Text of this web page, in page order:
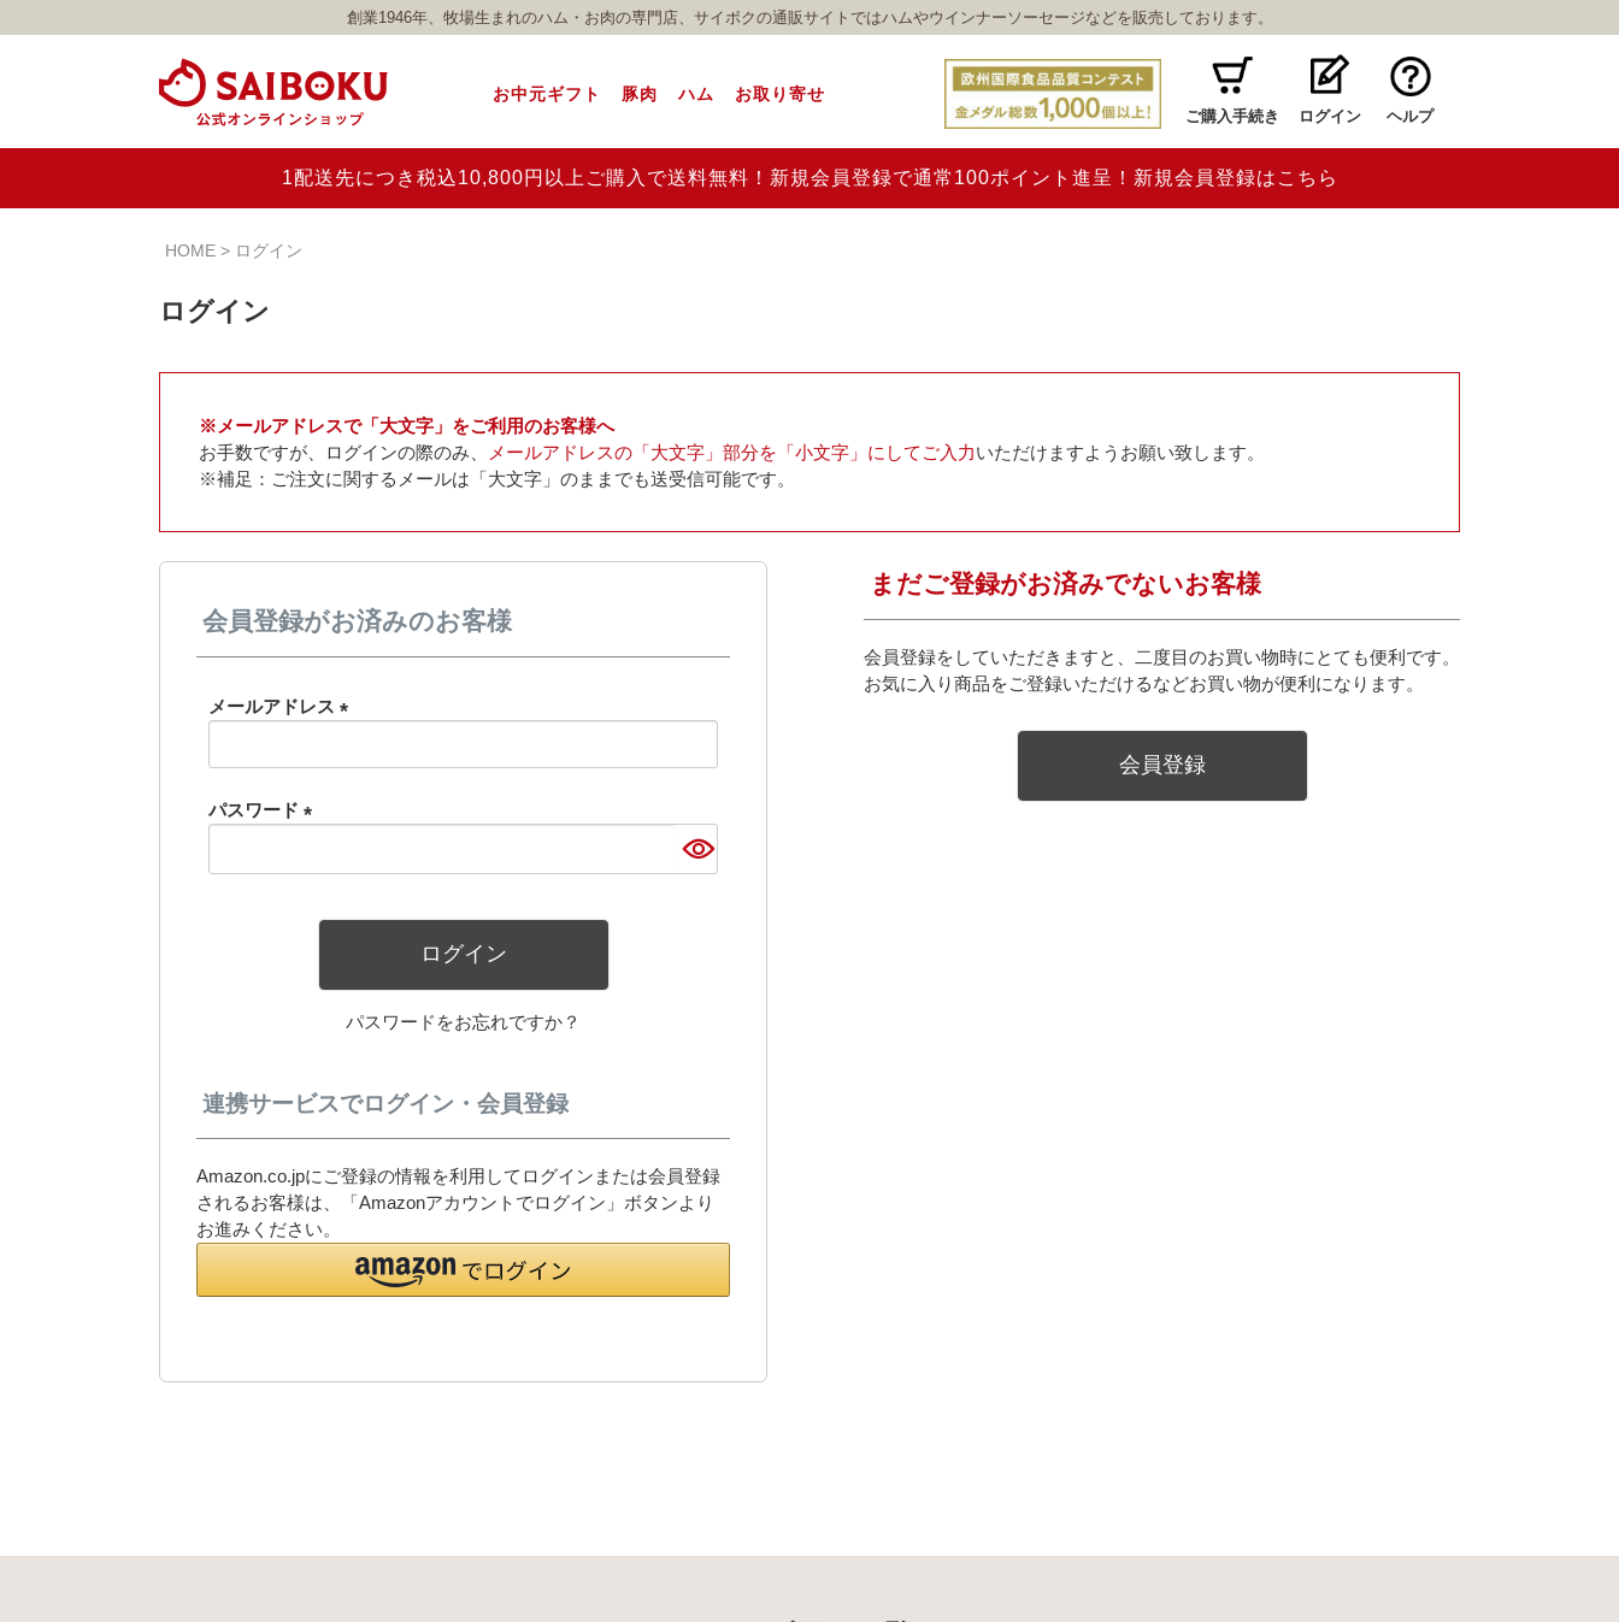
創業1946年、牧場生まれのハム・お肉の専門店、サイボクの通販サイトではハムやウインナーソーセージなどを販売しております。
お中元ギフト 豚肉 ハム お取り寄せ
ご購入手続き ログイン ヘルプ
1配送先につき税込10,800円以上ご購入で送料無料！新規会員登録で通常100ポイント進呈！新規会員登録はこちら
HOME ログイン
ログイン
※メールアドレスで「大文字」をご利用のお客様へ
お手数ですが、ログインの際のみ、
メールアドレスの「大文字」部分を「小文字」にしてご入力いただけますようお願い致します。
※補足：ご注文に関するメールは「大文字」のままでも送受信可能です。
会員登録がお済みのお客様
メールアドレス
須)
パスワード
須)
ログイン
パスワードをお忘れですか？
連携サービスでログイン・会員登録
Amazon.co.jpにご登録の情報を利用してログインまたは会員登録
されるお客様は、「Amazonアカウントでログイン」ボタンより
お進みください。
まだご登録がお済みでないお客様
会員登録をしていただきますと、二度目のお買い物時にとても便利です。
お気に入り商品をご登録いただけるなどお買い物が便利になります。
会員登録